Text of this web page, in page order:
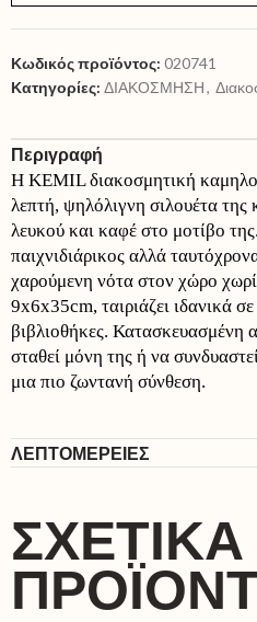
Κωδικός προϊόντος: 020741
Κατηγορίες: ΔΙΑΚΟΣΜΗΣΗ,
Περιγραφή
Η KEMIL διακοσμητική
λεπτή, ψηλόλιγνη σιλουέτα της
λευκού και καφέ στο μοτίβο
παιχνιδιάρικος αλλά
χαρούμενη νότα στον χώρο
9x6x35cm, ταιριάζει ιδανικά
βιβλιοθήκες.
σταθεί μόνη της ή να
μια πιο ζωντανή σύνθεση.
ΛΕΠΤΟΜΕΡΕΙΕΣ
ΣΧΕΤΙΚΆ